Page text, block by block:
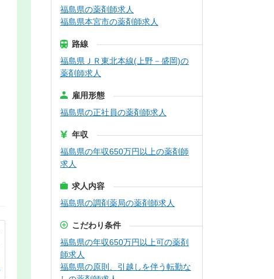
福島県の薬剤師求人
福島県本宮市の薬剤師求人
路線
福島県ＪＲ東北本線(上野－盛岡)の
薬剤師求人
雇用形態
福島県の正社員の薬剤師求人
年収
福島県の年収650万円以上の薬剤師
求人
求人内容
福島県の調剤薬局の薬剤師求人
こだわり条件
福島県の年収650万円以上可の薬剤
師求人
福島県の原則、引越しを伴う転勤な